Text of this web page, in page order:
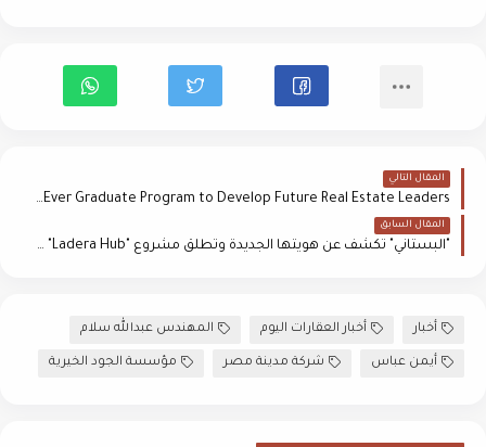
المقال التالي
Savills Egypt Launches First-Ever Graduate Program to Develop Future Real Estate Leaders
المقال السابق
"البستاني" تكشف عن هويتها الجديدة وتطلق مشروع "Ladera Hub" في القاهرة الجديدة
أخبار أخبار العقارات اليوم المهندس عبدالله سلام
أيمن عباس شركة مدينة مصر مؤسسة الجود الخيرية